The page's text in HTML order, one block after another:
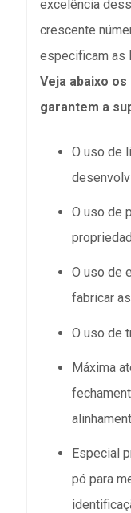
excelência
crescente
especificam as
Veja abaixo
garantem a
O uso de
O uso de
O uso de
fabricar
O uso de
Máxima
Especial
pó para